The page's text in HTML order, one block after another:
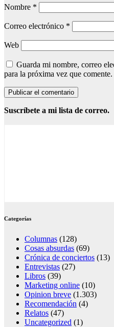
Nombre *
Correo electrónico *
Web
Guarda mi nombre, correo
para la próxima vez que comente.
Suscríbete a mi lista de correo.
Categorías
Columnas (128)
Cosas absurdas (69)
Crónica de conciertos (13)
Entrevistas (27)
Libros (39)
Marketing online (10)
Opinion breve (1.303)
Recomendación (4)
Relatos (47)
Uncategorized (1)